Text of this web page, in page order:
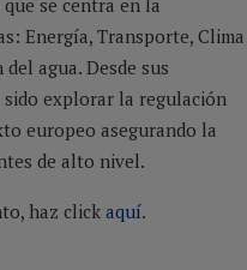
se centra en la
Energía, Transporte, Clima
agua. Desde sus
explorar la regulación
europeo asegurando la
de alto nivel.
haz click aquí.